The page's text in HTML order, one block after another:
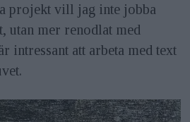
projekt vill jag inte jobba
utan mer renodlat med
intressant att arbeta med text